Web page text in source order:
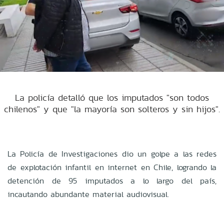
La policía detalló que los imputados "son todos
chilenos" y que "la mayoría son solteros y sin hijos".
La Policía de Investigaciones dio un golpe a las redes
de explotación infantil en internet en Chile, logrando la
detención de 95 imputados a lo largo del país,
incautando abundante material audiovisual.